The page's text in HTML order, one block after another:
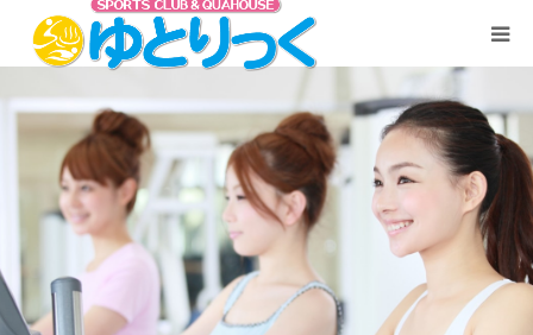
TOP
ご利用料金
うずしお温泉「霑（てん）の湯」
プール